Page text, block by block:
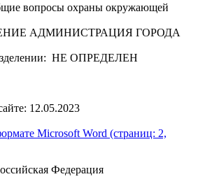
вопросы охраны окружающей
АДМИНИСТРАЦИЯ ГОРОДА
НЕ ОПРЕДЕЛЕН
12.05.2023
Microsoft Word (страниц: 2,
Федерация